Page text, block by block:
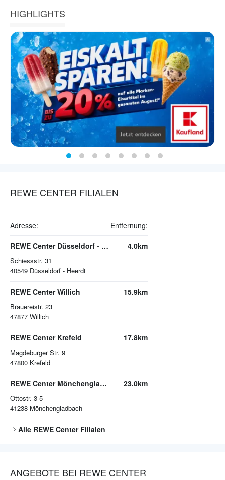
HIGHLIGHTS
REWE CENTER FILIALEN
Adresse: Entfernung:
REWE Center Düsseldorf - Heerdt
Schiessstr. 31
40549 Düsseldorf - Heerdt
4.0km
REWE Center Willich
Brauereistr. 23
47877 Willich
15.9km
REWE Center Krefeld
Magdeburger Str. 9
47800 Krefeld
17.8km
REWE Center Mönchengladbach
Ottostr. 3-5
41238 Mönchengladbach
23.0km
Alle REWE CenterFilialen
ANGEBOTE BEI REWE CENTER